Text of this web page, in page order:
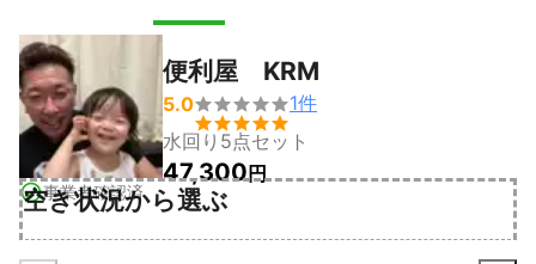
事業者確認済
便利屋 KRM
5.0

1件
水回り5点セット
47,300円
空き状況から選ぶ